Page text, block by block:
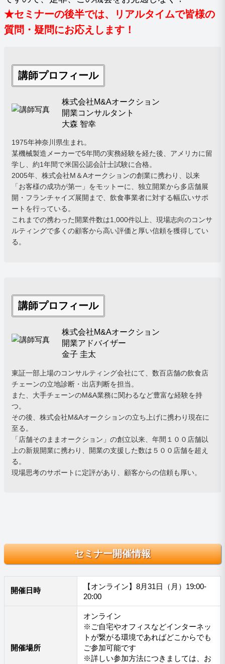
★セミナーの後半では、リアルタイムで皆様の
質問・疑問にお応えします！
講師プロフィール
株式会社M&Aオークション
開業コンサルタント
大森 智幸
1975年神奈川県生まれ。
某機械製造メーカーで5年間の実務経験を経た後、アメリカに留
学し、約1年間で米国公認会計士試験に合格。
2005年、株式会社M＆Aオークションの創業に携わり、以来
「お客様の成功が第一」をモットーに、独立開業から多店舗展
開・フランチャイズ展開まで、飲食事業者に対する幅広いサポ
ートを行っている。
これまでの携わった開業件数は1,000件以上、現場志向のコンサ
ルティングで多くの顧客から高い評価と厚い信頼を獲得してい
る。
講師プロフィール
株式会社M&Aオークション
開業アドバイザー
金子 圭太
東証一部上場のコンサルティング会社にて、数百店舗の飲食店
チェーンの立地診断・出店判断を担当。
また、大手チェーンのM&A業務に関わるなど豊富な経験を持
つ。
その後、株式会社M&Aオークションの立ち上げに携わり現在に
至る。
「店舗そのままオークション」の創立以来、年間１００店舗以
上の新規開業に携わり、開業の支援した数は５００店舗を超え
る。
現場思考のサポートに定評があり、顧客からの信頼も厚い。
セミナー開催情報
開催日時
【オンライン】8月31日（月）19:00-
20:00
開催場所
オンライン
※ご自宅やオフィスなどインターネッ
トが繋がる環境であればどこからでも
ご参加可能です
※詳しい参加方法につきましては、お